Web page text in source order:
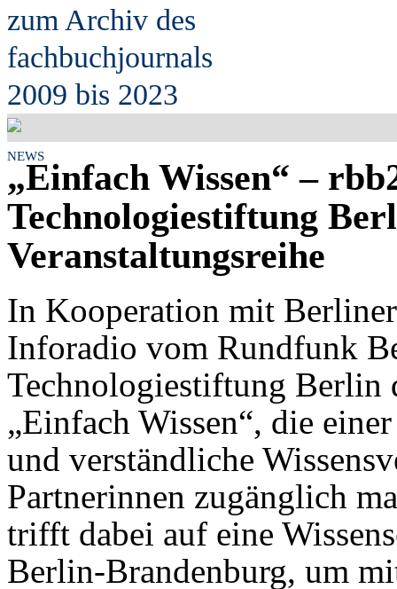
zum Archiv des
fachbuchjournals
2009 bis 2023
NEWS
„Einfach Wissen“ –
Technologiestiftung
Veranstaltungsreihe
In Kooperation mit
Inforadio vom Rundfunk
Technologiestiftung Berlin
„Einfach Wissen“, die
und verständliche
Partnerinnen zugänglich
trifft dabei auf eine
Berlin-Brandenburg, um